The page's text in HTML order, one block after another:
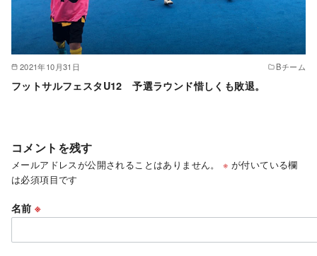
2021年10月31日 Bチーム
フットサルフェスタU12 予選ラウンド惜しくも敗退。
コメントを残す
メールアドレスが公開されることはありません。 ※ が付いている欄
は必須項目です
名前※